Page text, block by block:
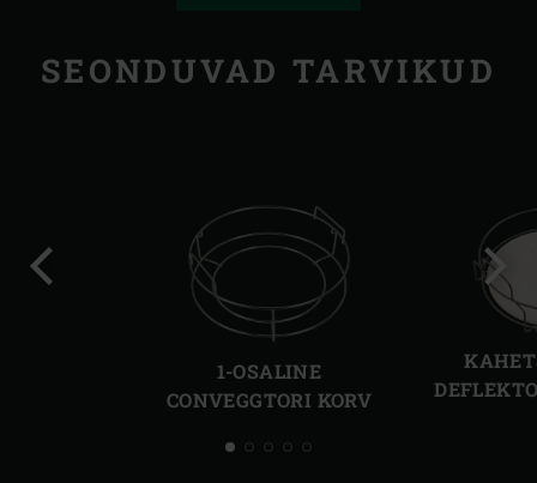
SEONDUVAD TARVIKUD
1-OSALINE
CONVEGGTORI KORV